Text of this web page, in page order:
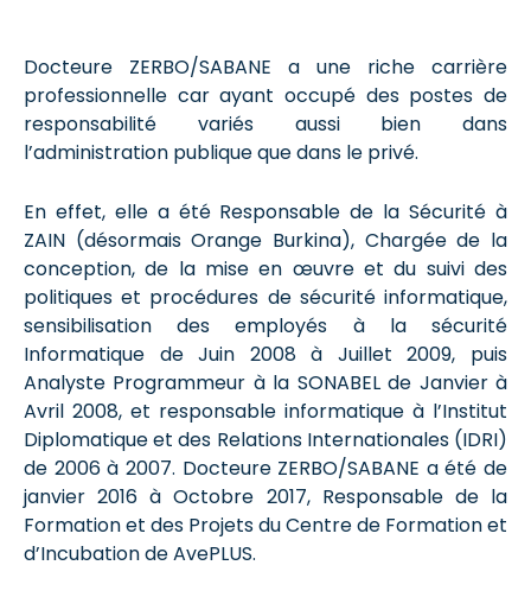
Docteure ZERBO/SABANE a une riche carrière
professionnelle car ayant occupé des postes de
responsabilité variés aussi bien dans
l’administration publique que dans le privé.
En effet, elle a été Responsable de la Sécurité à
ZAIN (désormais Orange Burkina), Chargée de la
conception, de la mise en œuvre et du suivi des
politiques et procédures de sécurité informatique,
sensibilisation des employés à la sécurité
Informatique de Juin 2008 à Juillet 2009, puis
Analyste Programmeur à la SONABEL de Janvier à
Avril 2008, et responsable informatique à l’Institut
Diplomatique et des Relations Internationales (IDRI)
de 2006 à 2007. Docteure ZERBO/SABANE a été de
janvier 2016 à Octobre 2017, Responsable de la
Formation et des Projets du Centre de Formation et
d’Incubation de AvePLUS.